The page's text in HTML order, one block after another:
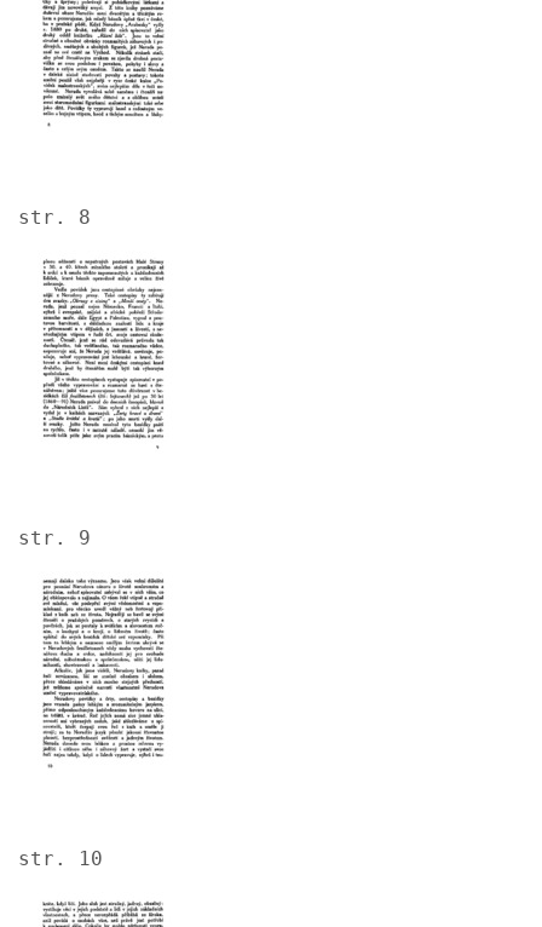
str. 8
str. 9
str. 10